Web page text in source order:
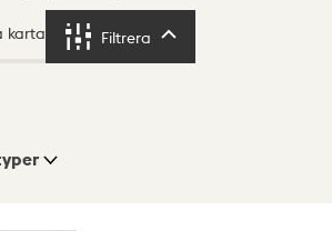
karta Filtrera